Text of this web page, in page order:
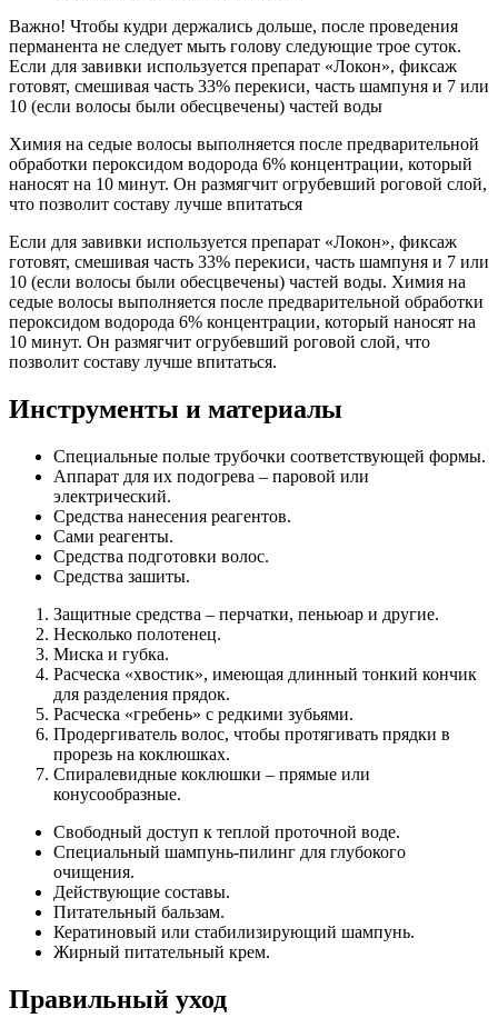
Важно! Чтобы кудри держались дольше, после проведения
перманента не следует мыть голову следующие трое суток.
Если для завивки используется препарат «Локон», фиксаж
готовят, смешивая часть 33% перекиси, часть шампуня и 7 или
10 (если волосы были обесцвечены) частей воды
Химия на седые волосы выполняется после предварительной
обработки пероксидом водорода 6% концентрации, который
наносят на 10 минут. Он размягчит огрубевший роговой слой,
что позволит составу лучше впитаться
Если для завивки используется препарат «Локон», фиксаж
готовят, смешивая часть 33% перекиси, часть шампуня и 7 или
10 (если волосы были обесцвечены) частей воды. Химия на
седые волосы выполняется после предварительной обработки
пероксидом водорода 6% концентрации, который наносят на
10 минут. Он размягчит огрубевший роговой слой, что
позволит составу лучше впитаться.
Инструменты и материалы
Специальные полые трубочки соответствующей формы.
Аппарат для их подогрева – паровой или
электрический.
Средства нанесения реагентов.
Сами реагенты.
Средства подготовки волос.
Средства зашиты.
Защитные средства – перчатки, пеньюар и другие.
Несколько полотенец.
Миска и губка.
Расческа «хвостик», имеющая длинный тонкий кончик
для разделения прядок.
Расческа «гребень» с редкими зубьями.
Продергиватель волос, чтобы протягивать прядки в
прорезь на коклюшках.
Спиралевидные коклюшки – прямые или
конусообразные.
Свободный доступ к теплой проточной воде.
Специальный шампунь-пилинг для глубокого
очищения.
Действующие составы.
Питательный бальзам.
Кератиновый или стабилизирующий шампунь.
Жирный питательный крем.
Правильный уход